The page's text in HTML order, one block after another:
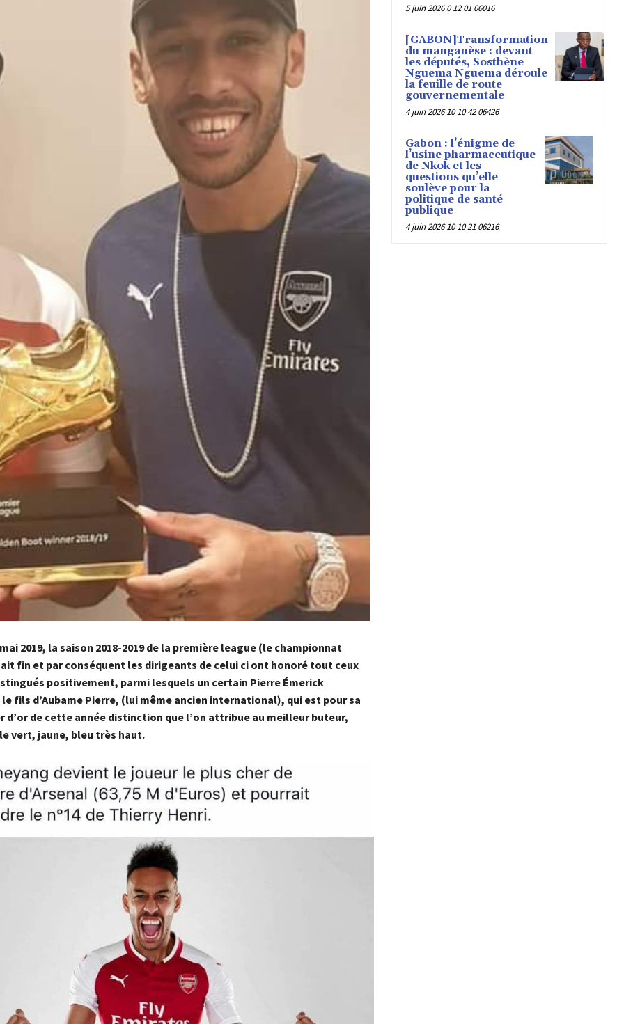
2019, la saison 2018-2019 de la première league (le championnat
fin et par conséquent les dirigeants de celui ci ont honoré tout ceux
positivement, parmi lesquels un certain Pierre Émerick
fils d’Aubame Pierre, (lui même ancien international), qui est pour sa
d’or de cette année distinction que l’on attribue au meilleur buteur,
vert, jaune, bleu très haut.
5 juin 2026 0 12 01 06016
[GABON]Transformation
du manganèse : devant
les députés, Sosthène
Nguema Nguema déroule
la feuille de route
gouvernementale
4 juin 2026 10 10 42 06426
Gabon : l’énigme de
l’usine pharmaceutique
de Nkok et les
questions qu’elle
soulève pour la
politique de santé
publique
4 juin 2026 10 10 21 06216